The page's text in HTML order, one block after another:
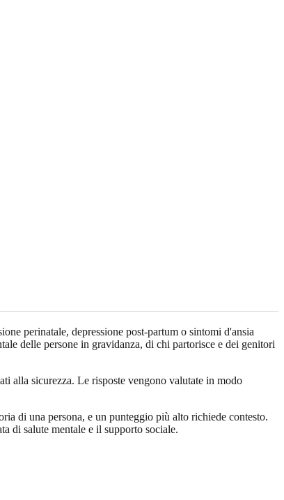
perinatale, depressione post-partum o sintomi d'ansia
delle persone in gravidanza, di chi partorisce e dei genitori
alla sicurezza. Le risposte vengono valutate in modo
di una persona, e un punteggio più alto richiede contesto.
di salute mentale e il supporto sociale.